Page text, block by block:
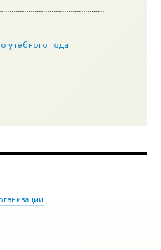
учебного года